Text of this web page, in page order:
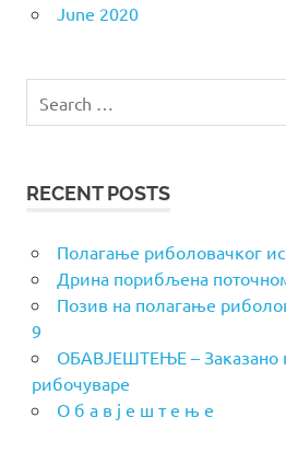
June 2020
for:
RECENT POSTS
Полагање риболовачког
Дрина порибљена
Позив на полагање
9
ОБАВЈЕШТЕЊЕ – Заказано
рибочуваре
О б а в ј е ш т е њ е